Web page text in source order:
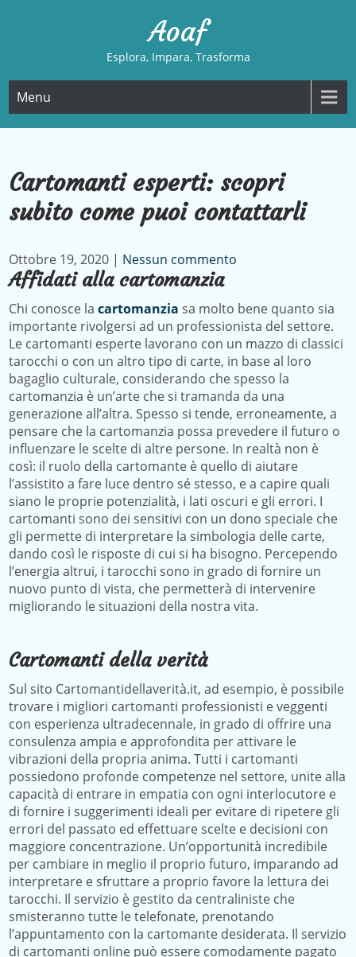
Aoaf
Esplora, Impara, Trasforma
Menu
Cartomanti esperti: scopri
subito come puoi contattarli
Ottobre 19, 2020 | Nessun commento
Affidati alla cartomanzia
Chi conosce lacartomanzia sa molto bene quanto sia
importante rivolgersi ad un professionista del settore.
Le cartomanti esperte lavorano con un mazzo di classici
tarocchi o con un altro tipo di carte, in base al loro
bagaglio culturale, considerando che spesso la
cartomanzia è un’arte che si tramanda da una
generazione all’altra. Spesso si tende, erroneamente, a
pensare che la cartomanzia possa prevedere il futuro o
influenzare le scelte di altre persone. In realtà non è
così: il ruolo della cartomante è quello di aiutare
l’assistito a fare luce dentro sé stesso, e a capire quali
siano le proprie potenzialità, i lati oscuri e gli errori. I
cartomanti sono dei sensitivi con un dono speciale che
gli permette di interpretare la simbologia delle carte,
dando così le risposte di cui si ha bisogno. Percependo
l’energia altrui, i tarocchi sono in grado di fornire un
nuovo punto di vista, che permetterà di intervenire
migliorando le situazioni della nostra vita.
Cartomanti della verità
Sul sito Cartomantidellaverità.it, ad esempio, è possibile
trovare i migliori cartomanti professionisti e veggenti
con esperienza ultradecennale, in grado di offrire una
consulenza ampia e approfondita per attivare le
vibrazioni della propria anima. Tutti i cartomanti
possiedono profonde competenze nel settore, unite alla
capacità di entrare in empatia con ogni interlocutore e
di fornire i suggerimenti ideali per evitare di ripetere gli
errori del passato ed effettuare scelte e decisioni con
maggiore concentrazione. Un’opportunità incredibile
per cambiare in meglio il proprio futuro, imparando ad
interpretare e sfruttare a proprio favore la lettura dei
tarocchi. Il servizio è gestito da centraliniste che
smisteranno tutte le telefonate, prenotando
l’appuntamento con la cartomante desiderata. Il servizio
di cartomanti online può essere comodamente pagato